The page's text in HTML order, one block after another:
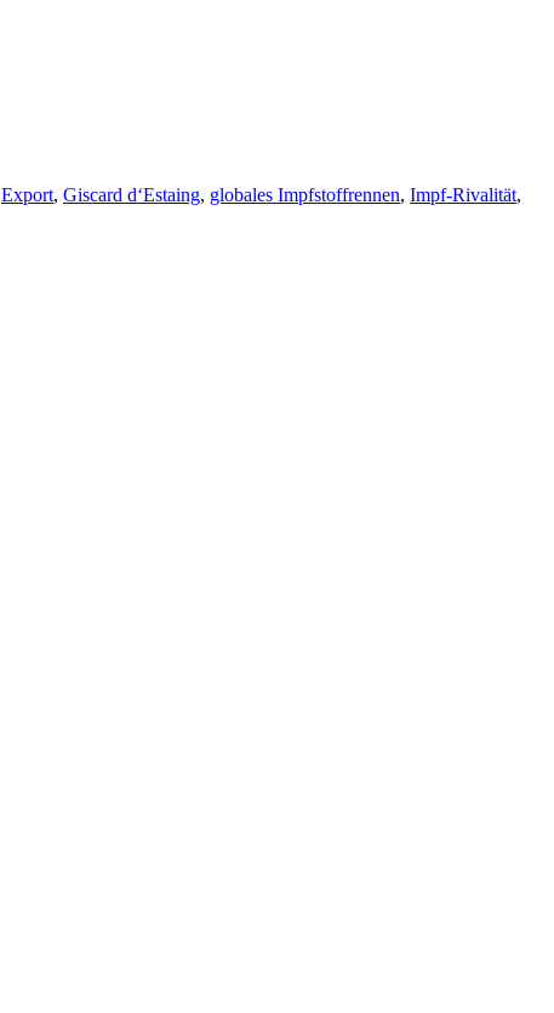
Export, Giscard d‘Estaing, globales Impfstoffrennen, Impf-Rivalität,